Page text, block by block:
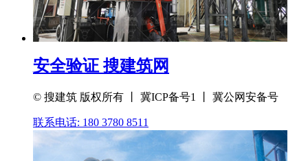
安全验证 搜建筑网
© 搜建筑 版权所有 丨 冀ICP备号1 丨 冀公网安备号
联系电话: 180 3780 8511